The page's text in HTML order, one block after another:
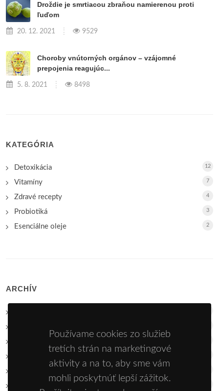
Droždie je smrtiacou zbraňou namierenou proti
ľuďom
20. 12. 2021 9529
Choroby vnútorných orgánov – vzájomné
prepojenia reagujúc...
5. 8. 2021 8498
KATEGÓRIA
Detoxikácia 12
Vitamíny 7
Zdravé recepty 4
Probiotiká 3
Esenciálne oleje 2
ARCHÍV
Používame cookies zo služieb
tretích strán na marketingové
aktivity a na to, aby sme vám
mohli poskytnúť lepší zážitok.